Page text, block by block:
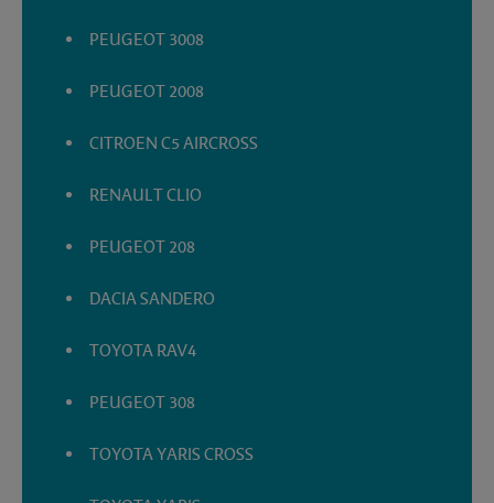
PEUGEOT 3008
PEUGEOT 2008
CITROEN C5 AIRCROSS
RENAULT CLIO
PEUGEOT 208
DACIA SANDERO
TOYOTA RAV4
PEUGEOT 308
TOYOTA YARIS CROSS